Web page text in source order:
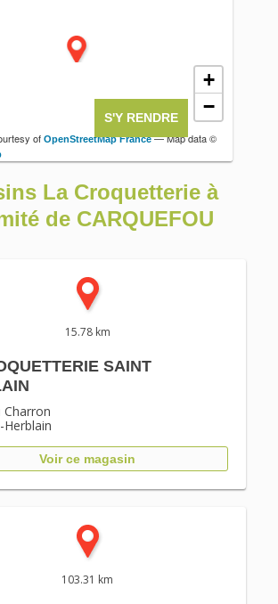
+
−
of OpenStreetMap France— Map data ©
S'Y RENDRE
La Croquetterie à
de CARQUEFOU
15.78 km
SAINT
Charron
Herblain
Voir ce magasin
103.31 km